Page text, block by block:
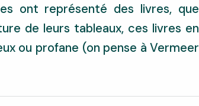
ont représenté des livres, que
de leurs tableaux, ces livres en
ou profane (on pense à Vermeer